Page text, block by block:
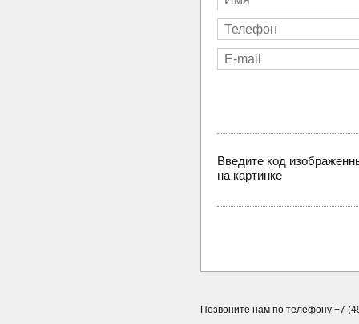
Введите код
на картинке
Позвоните нам по телефону +7